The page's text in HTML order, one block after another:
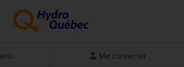
Me connecter